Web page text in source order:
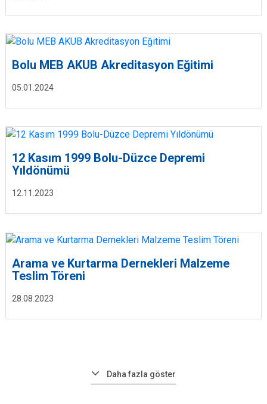
05.01.2024
Bolu MEB AKUB Akreditasyon Eğitimi
12.11.2023
12 Kasım 1999 Bolu-Düzce Depremi
Yıldönümü
28.08.2023
Arama ve Kurtarma Dernekleri Malzeme
Teslim Töreni
Daha fazla göster